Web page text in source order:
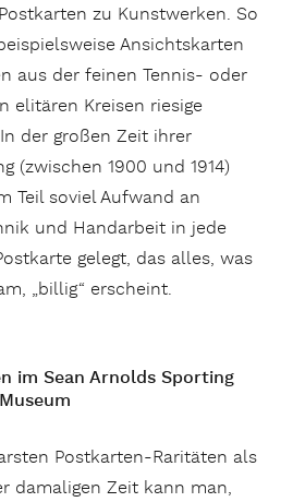
zu Kunstwerken. So
Ansichtskarten
aus der feinen Tennis- oder
elitären Kreisen riesige
der großen Zeit ihrer
(zwischen 1900 und 1914)
Teil soviel Aufwand an
und Handarbeit in jede
gelegt, das alles, was
„billig“ erscheint.
im Sean Arnolds Sporting
Postkarten-Raritäten als
damaligen Zeit kann man,